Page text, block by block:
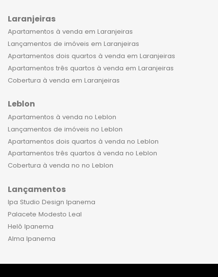
um dos mais procurados para quem
busca qualidade de vida e segurança,
e os imóveis de alto padrão são
altamente valorizados no mercado
imobiliário. Não perca mais tempo,
venha conhecer os apartamentos de
uma experiência única de moradia. O
bairro histórico, a infraestrutura, a
segurança e a sofisticação dos
empreendimentos irão encantar
você e sua família. Aproveite esta
oportunidade e invista no seu bem-
Laranjeiras
Apartamentos à venda em Laranjeiras
Lançamentos de imóveis em Laranjeiras
Apartamentos dois quartos à venda em Laranjeiras
Apartamentos três quartos à venda em Laranjeiras
Cobertura à venda em Laranjeiras
Leblon
Apartamentos à venda no Leblon
Lançamentos de imóveis no Leblon
Apartamentos dois quartos à venda no Leblon
Apartamentos três quartos à venda no Leblon
Cobertura à venda no no Leblon
Lançamentos
Ipa Studio Design Ipanema
Palacete Modesto Leal
Helô Ipanema
Alma Ipanema